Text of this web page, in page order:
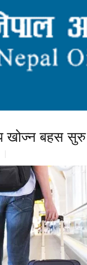
खोज्न बहस सुरु